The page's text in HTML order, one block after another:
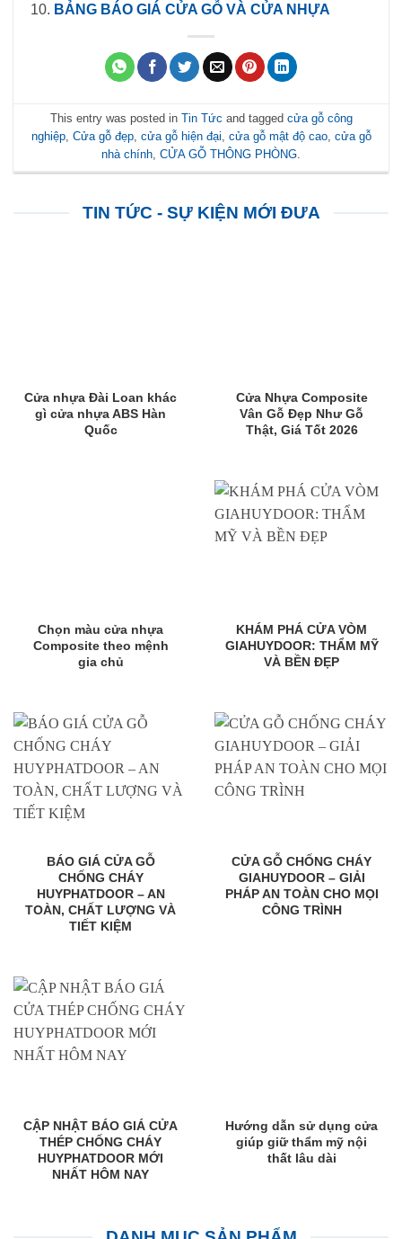
BẢNG BÁO GIÁ CỬA GỖ VÀ CỬA NHỰA
This entry was posted in Tin Tức and tagged cửa gỗ công
nghiệp, Cửa gỗ đẹp, cửa gỗ hiện đại, cửa gỗ mật độ cao, cửa gỗ
nhà chính, CỬA GỖ THÔNG PHÒNG.
TIN TỨC - SỰ KIỆN MỚI ĐƯA
Cửa nhựa Đài Loan khác
gì cửa nhựa ABS Hàn
Quốc
Cửa Nhựa Composite
Vân Gỗ Đẹp Như Gỗ
Thật, Giá Tốt 2026
Chọn màu cửa nhựa
Composite theo mệnh
gia chủ
KHÁM PHÁ CỬA VÒM
GIAHUYDOOR: THẨM MỸ
VÀ BỀN ĐẸP
BÁO GIÁ CỬA GỖ
CHỐNG CHÁY
HUYPHATDOOR – AN
TOÀN, CHẤT LƯỢNG VÀ
TIẾT KIỆM
CỬA GỖ CHỐNG CHÁY
GIAHUYDOOR – GIẢI
PHÁP AN TOÀN CHO MỌI
CÔNG TRÌNH
CẬP NHẬT BÁO GIÁ CỬA
THÉP CHỐNG CHÁY
HUYPHATDOOR MỚI
NHẤT HÔM NAY
Hướng dẫn sử dụng cửa
giúp giữ thẩm mỹ nội
thất lâu dài